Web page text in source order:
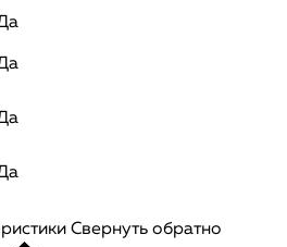
Свернуть обратно